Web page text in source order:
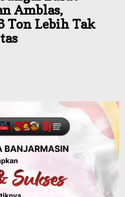
Amblas,
Ton Lebih Tak
Panjat Tebing,
Sirkuit se-